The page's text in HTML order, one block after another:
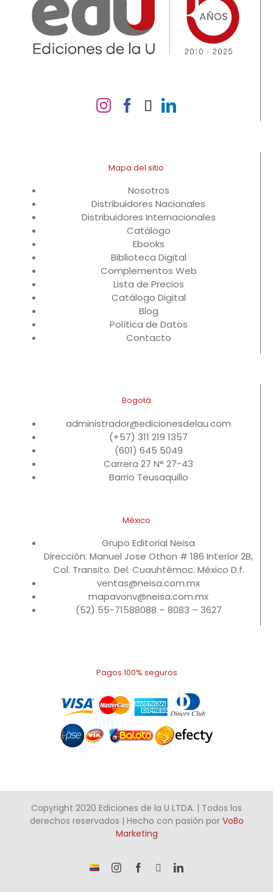
Mapa del sitio
Nosotros
Distribuidores Nacionales
Distribuidores Internacionales
Catálogo
Ebooks
Biblioteca Digital
Complementos Web
Lista de Precios
Catálogo Digital
Blog
Política de Datos
Contacto
Bogotá
administrador@edicionesdelau.com
(+57) 311 219 1357
(601) 645 5049
Carrera 27 N° 27-43
Barrio Teusaquillo
México
Grupo Editorial Neisa
Dirección: Manuel Jose Othon # 186 Interior 2B,
Col. Transito. Del. Cuauhtémoc. México D.f.
ventas@neisa.com.mx
mapavonv@neisa.com.mx
(52) 55-71588088 – 8083 – 3627
Pagos 100% seguros
Copyright 2020 Ediciones de la U LTDA. | Todos los
derechos reservados | Hecho con pasión por VoBo
Marketing
¡Somos InstagramFacebook LinkedIn